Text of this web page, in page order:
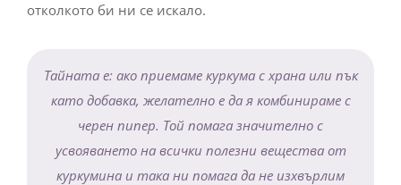
отколкото би ни се искало.
Тайната е: ако приемаме куркума с храна или пък
като добавка, желателно е да я комбинираме с
черен пипер. Той помага значително с
усвояването на всички полезни вещества от
куркумина и така ни помага да не изхвърлим